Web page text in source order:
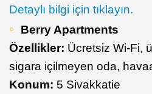
Detaylı bilgi için tıklayın.
Berry Apartments
Özellikler: Ücretsiz Wi-Fi,
sigara içilmeyen oda,
Konum: 5 Sivakkatie